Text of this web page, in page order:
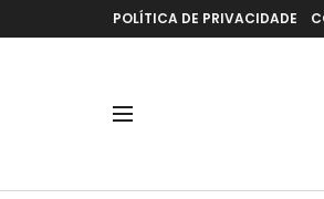
POLÍTICA DE PRIVACIDADE